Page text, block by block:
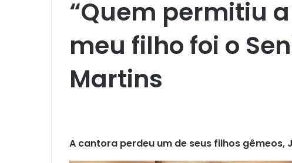
“Quem permitiu
meu filho foi o
Martins
A cantora perdeu um de seus filhos